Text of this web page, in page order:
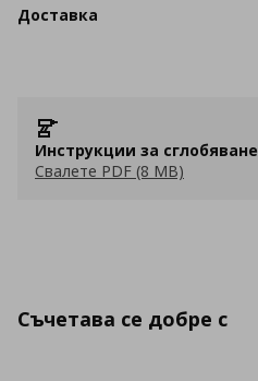
Доставка
Инструкции за сглобяване
Свалете PDF (8 MB)
Съчетава се добре с